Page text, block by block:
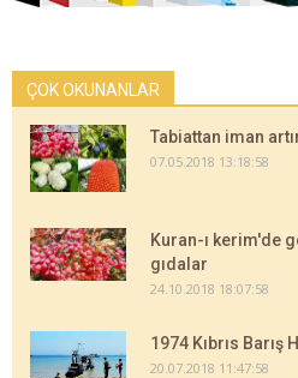
ÇOK OKUNANLAR
Tabiattan iman
07.05.2018 13:18:58
Kuran-ı kerim'de
gıdalar
24.10.2018 18:07:58
1974 Kıbrıs
20.07.2018 11:47:58